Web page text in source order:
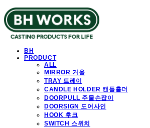
BH
PRODUCT
ALL
MIRROR 거울
TRAY 트레이
CANDLE HOLDER 캔들홀더
DOORPULL 주물손잡이
DOORSIGN 도어사인
HOOK 후크
SWITCH 스위치